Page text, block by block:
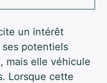
un intérêt
potentiels
mais elle véhicule
Lorsque cette